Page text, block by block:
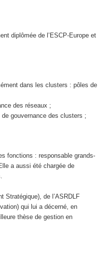
diplômée de l’ESCP-Europe et
dans les clusters : pôles de
des réseaux ;
gouvernance des clusters ;
fonctions : responsable grands-
a aussi été chargée de
Stratégique), de l’ASRDLF
qui lui a décerné, en
thèse de gestion en